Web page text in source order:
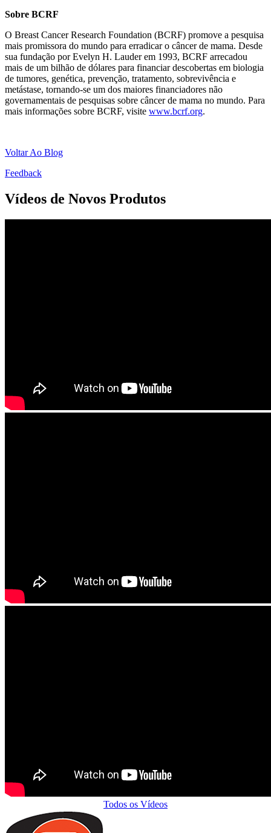
Sobre BCRF
O Breast Cancer Research Foundation (BCRF) promove a pesquisa
mais promissora do mundo para erradicar o câncer de mama. Desde
sua fundação por Evelyn H. Lauder em 1993, BCRF arrecadou
mais de um bilhão de dólares para financiar descobertas em biologia
de tumores, genética, prevenção, tratamento, sobrevivência e
metástase, tornando-se um dos maiores financiadores não
governamentais de pesquisas sobre câncer de mama no mundo. Para
mais informações sobre BCRF, visite www.bcrf.org.
Voltar Ao Blog
Feedback
Vídeos de Novos Produtos
Todos os Vídeos